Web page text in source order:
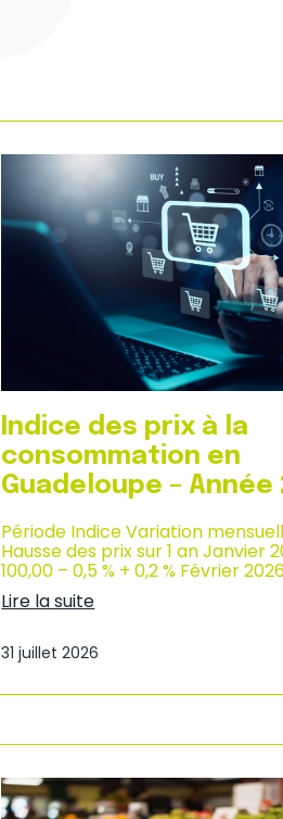
Indice des prix à la
consommation en
Guadeloupe – Année
Période Indice Variation
Hausse des prix sur 1 an Janvier
100,00 – 0,5 % + 0,2 % Février
Lire la suite
n
i
e
s
31 juillet 2026